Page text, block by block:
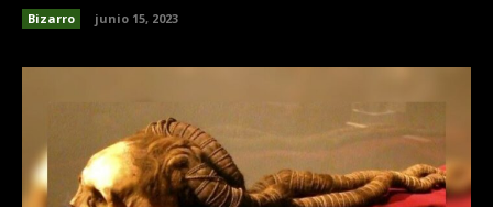
Bizarro junio 15, 2023